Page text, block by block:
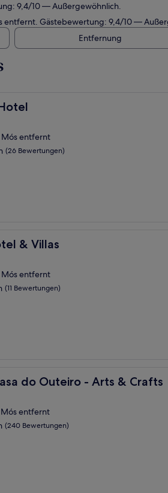
9,4/10 — Außergewöhnlich.
entfernt. Gästebewertung: 9,4/10 —
Entfernung
Mós entfernt
(26 Bewertungen)
& Villas
Mós entfernt
(11 Bewertungen)
do Outeiro - Arts & Crafts
Outeiro - Arts & Crafts
entfernt
(240 Bewertungen)